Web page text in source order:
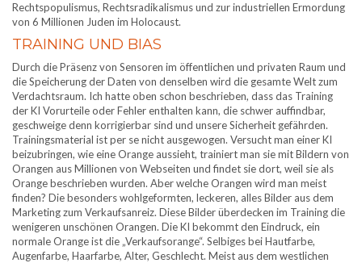
Rechtspopulismus, Rechtsradikalismus und zur industriellen Ermordung
von 6 Millionen Juden im Holocaust.
TRAINING UND BIAS
Durch die Präsenz von Sensoren im öffentlichen und privaten Raum und
die Speicherung der Daten von denselben wird die gesamte Welt zum
Verdachtsraum. Ich hatte oben schon beschrieben, dass das Training
der KI Vorurteile oder Fehler enthalten kann, die schwer auffindbar,
geschweige denn korrigierbar sind und unsere Sicherheit gefährden.
Trainingsmaterial ist per se nicht ausgewogen. Versucht man einer KI
beizubringen, wie eine Orange aussieht, trainiert man sie mit Bildern von
Orangen aus Millionen von Webseiten und findet sie dort, weil sie als
Orange beschrieben wurden. Aber welche Orangen wird man meist
finden? Die besonders wohlgeformten, leckeren, alles Bilder aus dem
Marketing zum Verkaufsanreiz. Diese Bilder überdecken im Training die
wenigeren unschönen Orangen. Die KI bekommt den Eindruck, ein
normale Orange ist die „Verkaufsorange“. Selbiges bei Hautfarbe,
Augenfarbe, Haarfarbe, Alter, Geschlecht. Meist aus dem westlichen